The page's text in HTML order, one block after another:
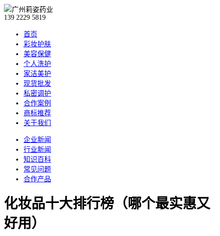
139 2229 5819
首页
彩妆护肤
美容保健
个人洗护
家洁美护
现货批发
私密调护
合作案例
商标推荐
关于我们
企业新闻
行业新闻
知识百科
常见问题
合作产品
化妆品十大排行榜（哪个最实惠又
好用）